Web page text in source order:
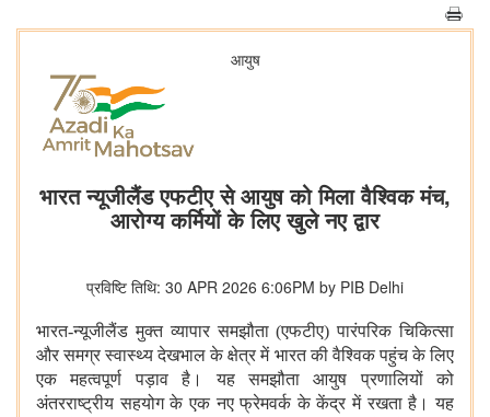
आयुष
भारत न्यूजीलैंड एफटीए से आयुष को मिला वैश्विक मंच,
आरोग्य कर्मियों के लिए खुले नए द्वार
प्रविष्टि तिथि: 30 APR 2026 6:06PM by PIB Delhi
भारत-न्यूजीलैंड मुक्त व्यापार समझौता (एफटीए) पारंपरिक चिकित्सा
और समग्र स्वास्थ्य देखभाल के क्षेत्र में भारत की वैश्विक पहुंच के लिए
एक महत्वपूर्ण पड़ाव है। यह समझौता आयुष प्रणालियों को
अंतरराष्ट्रीय सहयोग के एक नए फ्रेमवर्क के केंद्र में रखता है। यह